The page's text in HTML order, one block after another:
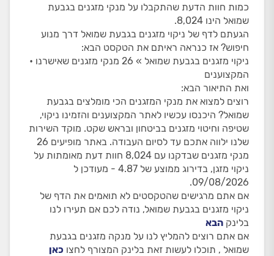
כמות חוות הדעת שהתקבלו על מנקי מזגנים בגבעת
שמואל הינו 8,024.
הגעתם לדף של ניקוי מזגנים בגבעת שמואל דרך מנוע
חיפוש? אז כנראה ראיתם את הטקסט הבא:
ניקוי מזגנים בגבעת שמואל » 26 מנקי מזגנים שאישרנו •
המקצוענים
ואת התיאור הבא:
רוצים למצוא את מנקי המזגנים הכי מומלצים בגבעת
שמואל? היכנסו עכשיו לאתר המקצוענים והזמינו ניקוי,
שטיפה וחיטוי מזגנים בביטחון ובראש שקט. מוקד השירות
שלנו ילווה אתכם עד לסיום העבודה. באתר מופיעים 26
מנקי מזגנים שבדקנו עם 8,024 חוות דעת מאומתות על
ניקוי מזגן, בדירוג ממוצע של 4.87 - מעודכן ל
09/08/2026.
אם אתם מרגישים שהטקסטים לא תואמים את הדף של
ניקוי מזגנים בגבעת שמואל, נודה לכם אם תעירו לנו
בלינק הבא
אם אתם רוצים להמליץ לנו על מנקה מזגנים בגבעת
שמואל , תוכלו לעשות זאת בלינק המצורף לחצו כאן